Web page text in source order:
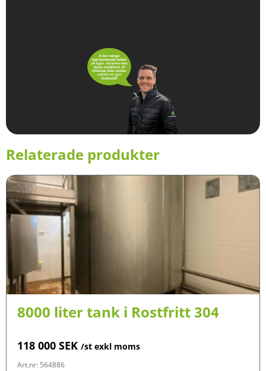
Relaterade produkter
8000 liter tank i Rostfritt 304
118 000 SEK /st exkl moms
Art.nr: 564886